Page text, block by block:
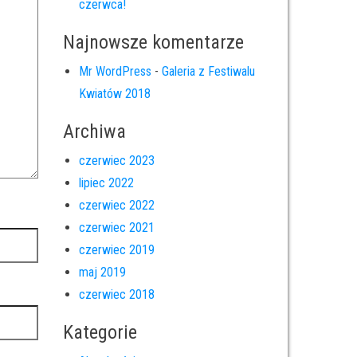
czerwca!
Najnowsze komentarze
Mr WordPress - Galeria z Festiwalu
Kwiatów 2018
Archiwa
czerwiec 2023
lipiec 2022
czerwiec 2022
czerwiec 2021
czerwiec 2019
maj 2019
czerwiec 2018
Kategorie